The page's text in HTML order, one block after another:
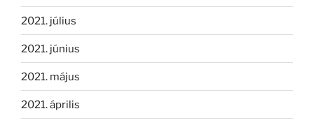
2021. július
2021. június
2021. május
2021. április